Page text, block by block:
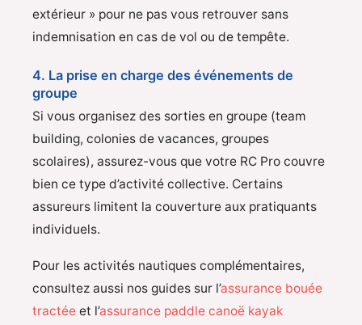
extérieur » pour ne pas vous retrouver sans
indemnisation en cas de vol ou de tempête.
4. La prise en charge des événements de
groupe
Si vous organisez des sorties en groupe (team
building, colonies de vacances, groupes
scolaires), assurez-vous que votre RC Pro couvre
bien ce type d’activité collective. Certains
assureurs limitent la couverture aux pratiquants
individuels.
Pour les activités nautiques complémentaires,
consultez aussi nos guides sur l’assurance bouée
tractée et l’assurance paddle canoë kayak